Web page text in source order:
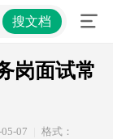
务岗面试常见
搜文档
岗面试常
07
格式：